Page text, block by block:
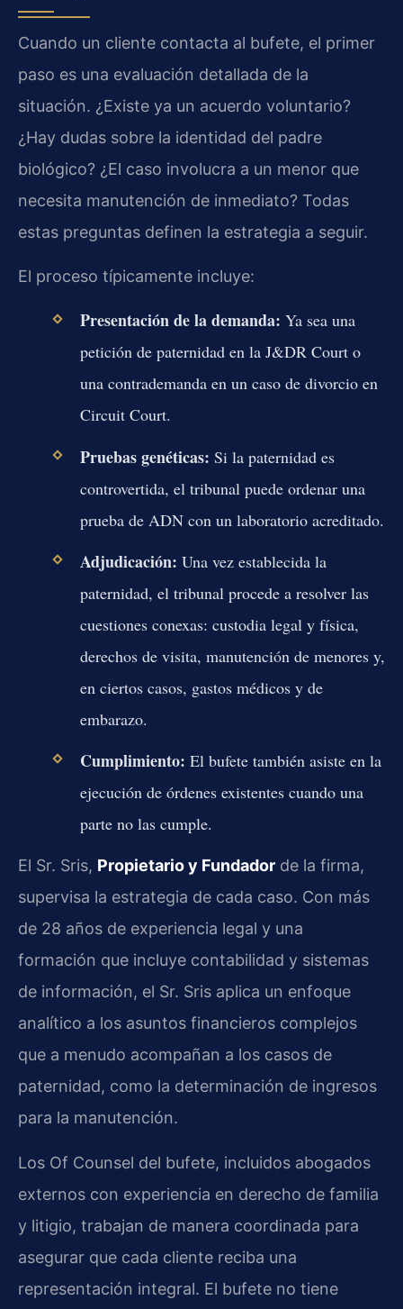
Cuando un cliente contacta al bufete, el primer
paso es una evaluación detallada de la
situación. ¿Existe ya un acuerdo voluntario?
¿Hay dudas sobre la identidad del padre
biológico? ¿El caso involucra a un menor que
necesita manutención de inmediato? Todas
estas preguntas definen la estrategia a seguir.
El proceso típicamente incluye:
Presentación de la demanda: Ya sea una
petición de paternidad en la J&DR Court o
una contrademanda en un caso de divorcio en
Circuit Court.
Pruebas genéticas: Si la paternidad es
controvertida, el tribunal puede ordenar una
prueba de ADN con un laboratorio acreditado.
Adjudicación: Una vez establecida la
paternidad, el tribunal procede a resolver las
cuestiones conexas: custodia legal y física,
derechos de visita, manutención de menores y,
en ciertos casos, gastos médicos y de
embarazo.
Cumplimiento: El bufete también asiste en la
ejecución de órdenes existentes cuando una
parte no las cumple.
El Sr. Sris, Propietario y Fundador de la firma,
supervisa la estrategia de cada caso. Con más
de 28 años de experiencia legal y una
formación que incluye contabilidad y sistemas
de información, el Sr. Sris aplica un enfoque
analítico a los asuntos financieros complejos
que a menudo acompañan a los casos de
paternidad, como la determinación de ingresos
para la manutención.
Los Of Counsel del bufete, incluidos abogados
externos con experiencia en derecho de familia
y litigio, trabajan de manera coordinada para
asegurar que cada cliente reciba una
representación integral. El bufete no tiene